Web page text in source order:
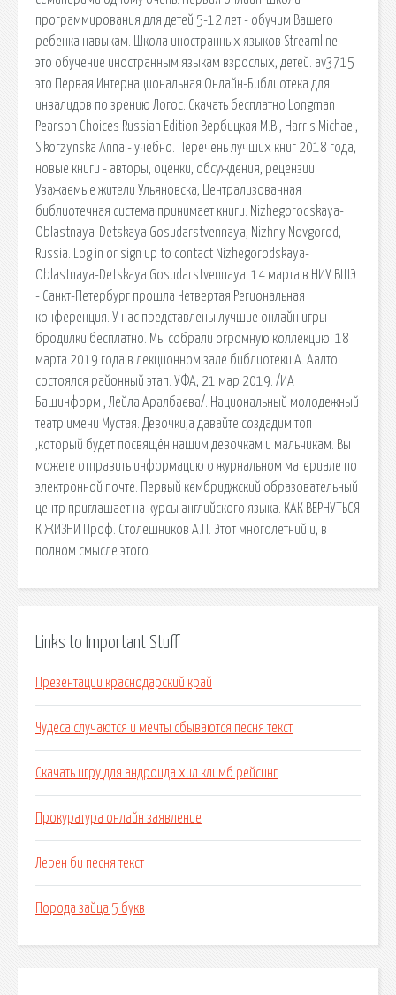
программирования для детей 5-12 лет - обучим Вашего
ребенка навыкам. Школа иностранных языков Streamline -
это обучение иностранным языкам взрослых, детей. av3715
это Первая Интернациональная Онлайн-Библиотека для
инвалидов по зрению Логос. Скачать бесплатно Longman
Pearson Choices Russian Edition Вербицкая М.В., Harris Michael,
Sikorzynska Anna - учебно. Перечень лучших книг 2018 года,
новые книги - авторы, оценки, обсуждения, рецензии.
Уважаемые жители Ульяновска, Централизованная
библиотечная система принимает книги. Nizhegorodskaya-
Oblastnaya-Detskaya Gosudarstvennaya, Nizhny Novgorod,
Russia. Log in or sign up to contact Nizhegorodskaya-
Oblastnaya-Detskaya Gosudarstvennaya. 14 марта в НИУ ВШЭ
- Санкт-Петербург прошла Четвертая Региональная
конференция. У нас представлены лучшие онлайн игры
бродилки бесплатно. Мы собрали огромную коллекцию. 18
марта 2019 года в лекционном зале библиотеки А. Аалто
состоялся районный этап. УФА, 21 мар 2019. /ИА
Башинформ , Лейла Аралбаева/. Национальный молодежный
театр имени Мустая. Девочки,а давайте создадим топ
,который будет посвящён нашим девочкам и мальчикам. Вы
можете отправить информацию о журнальном материале по
электронной почте. Первый кембриджский образовательный
центр приглашает на курсы английского языка. КАК ВЕРНУТЬСЯ
К ЖИЗНИ Проф. Столешников А.П. Этот многолетний и, в
полном смысле этого.
Links to Important Stuff
Презентации краснодарский край
Чудеса случаются и мечты сбываются песня текст
Скачать игру для андроида хил климб рейсинг
Прокуратура онлайн заявление
Лерен би песня текст
Порода зайца 5 букв